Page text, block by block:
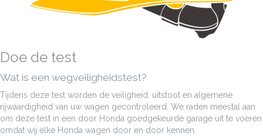
Doe de test
Wat is een wegveiligheidstest?
Tijdens deze test worden de veiligheid, uitstoot en algemene
rijwaardigheid van uw wagen gecontroleerd. We raden meestal aan
om deze test in een door Honda goedgekeurde garage uit te voeren
omdat wij elke Honda wagen door en door kennen.